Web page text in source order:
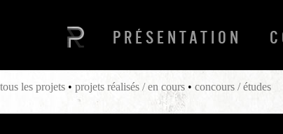
PRÉSENTATION
tous les projets • projets réalisés / en cours • concours / études